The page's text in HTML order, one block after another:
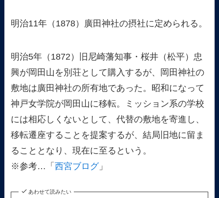
明治11年（1878）廣田神社の摂社に定められる。
明治5年（1872）旧尼崎藩知事・桜井（松平）忠
興が岡田山を別荘として購入するが、岡田神社の
敷地は廣田神社の所有地であった。昭和になって
神戸女学院が岡田山に移転。ミッション系の学校
には相応しくないとして、代替の敷地を寄進し、
移転遷座することを提案するが、結局旧地に留ま
ることとなり、現在に至るという。
※参考…「西宮ブログ」
あわせて読みたい